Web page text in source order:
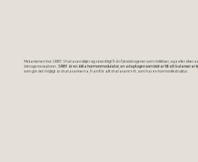
Mekanismen hos SRI81 Shatavari skiljer sig väsentligt från fytoöstrogener som rödklöver, soja eller
östrogenreceptorer. SRI81 är en äkta hormonmodulator, en adaptogen som bidrar till att balanserar
som gör det möjligt är shatavarine rna, framför allt shatavarin I-IV, som har en hormonlik struktur.